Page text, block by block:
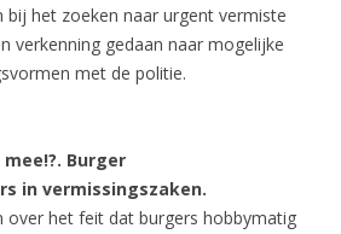
bij het zoeken naar urgent vermiste
verkenning gedaan naar mogelijke
met de politie.
Burger
in vermissingszaken.
over het feit dat burgers hobbymatig